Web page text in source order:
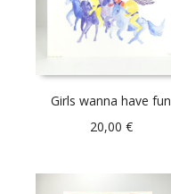
Girls wanna have fun
20,00 €